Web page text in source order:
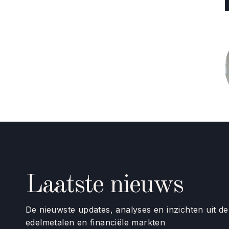
Laatste nieuws
De nieuwste updates, analyses en inzichten uit
edelmetalen en financiële markten